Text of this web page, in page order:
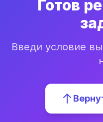
Готов
Введи условие